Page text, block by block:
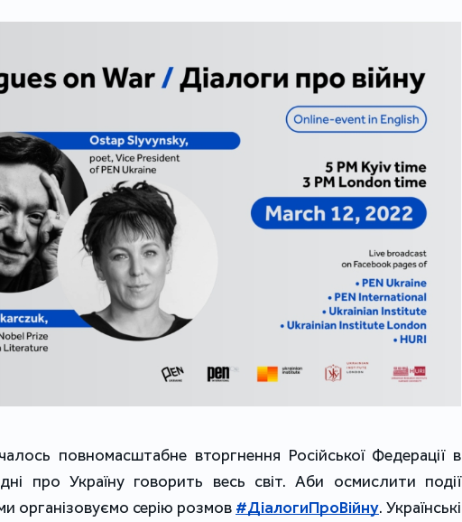
повномасштабне вторгнення Російської Федерації в
про Україну говорить весь світ. Аби осмислити події
організовуємо серію розмов #ДіалогиПроВійну. Українські